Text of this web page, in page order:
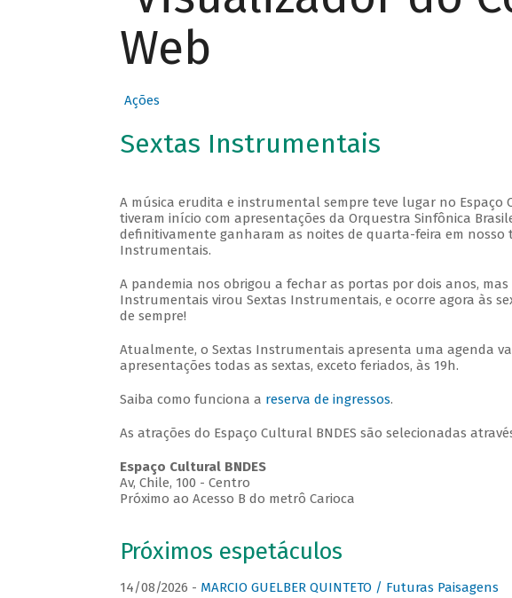
Web
Ações
Sextas Instrumentais
A música erudita e instrumental sempre teve lugar no Espaço
tiveram início com apresentações da Orquestra Sinfônica
definitivamente ganharam as noites de quarta-feira em
Instrumentais.
A pandemia nos obrigou a fechar as portas por dois anos,
Instrumentais virou Sextas Instrumentais, e ocorre agora às
de sempre!
Atualmente, o Sextas Instrumentais apresenta uma agenda
apresentações todas as sextas, exceto feriados, às 19h.
Saiba como funciona a reserva de ingressos.
As atrações do Espaço Cultural BNDES são selecionadas
Espaço Cultural BNDES
Av, Chile, 100 - Centro
Próximo ao Acesso B do metrô Carioca
Próximos espetáculos
14/08/2026 - MARCIO GUELBER QUINTETO / Futuras Paisagens